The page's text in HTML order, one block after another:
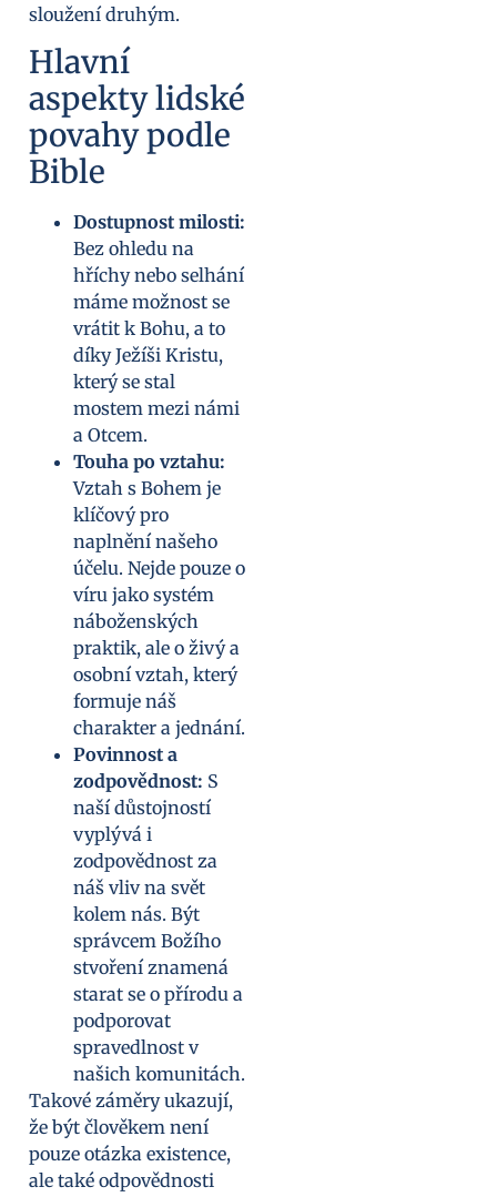
sloužení druhým.
Hlavní
aspekty lidské
povahy podle
Bible
Dostupnost milosti:
Bez ohledu na
hříchy nebo selhání
máme možnost se
vrátit k Bohu, a to
díky Ježíši Kristu,
který se stal
mostem mezi námi
a Otcem.
Touha po vztahu:
Vztah s Bohem je
klíčový pro
naplnění našeho
účelu. Nejde pouze o
víru jako systém
náboženských
praktik, ale o živý a
osobní vztah, který
formuje náš
charakter a jednání.
Povinnost a
zodpovědnost: S
naší důstojností
vyplývá i
zodpovědnost za
náš vliv na svět
kolem nás. Být
správcem Božího
stvoření znamená
starat se o přírodu a
podporovat
spravedlnost v
našich komunitách.
Takové záměry ukazují,
že být člověkem není
pouze otázka existence,
ale také odpovědnosti